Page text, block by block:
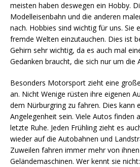
meisten haben deswegen ein Hobby.
Modelleisenbahn und die anderen
nach. Hobbies sind wichtig für uns. Sie
fremde Welten einzutauchen. Dies ist
Gehirn sehr wichtig, da es auch mal
Gedanken braucht, die sich nur um die
Besonders Motorsport zieht eine
an. Nicht Wenige rüsten ihre eigenen
dem Nürburgring zu fahren. Dies kann
Angelegenheit sein. Viele Autos finden
letzte Ruhe. Jeden Frühling zieht es
wieder auf die Autobahnen und
Zuweilen fahren immer mehr von
Geländemaschinen. Wer kennt sie